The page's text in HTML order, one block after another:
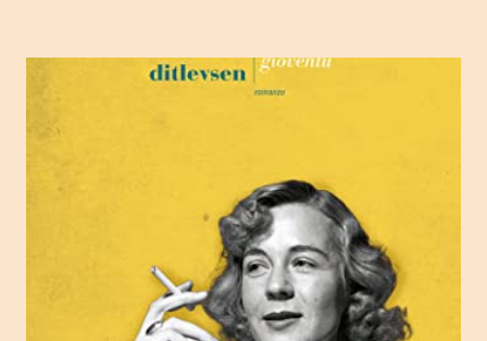
ROMANZO PAGINE: 348 PREZZO: 19.00/EBOOK 10.99 Link
impiegato nella biblioteca universitaria di fronte a casa. Sua
madre, Margaret, una poetessa di origini cinesi, li ha abbandonati
quando lui aveva solo nove anni in circostanze misteriose, dopo
che una sua poesi...